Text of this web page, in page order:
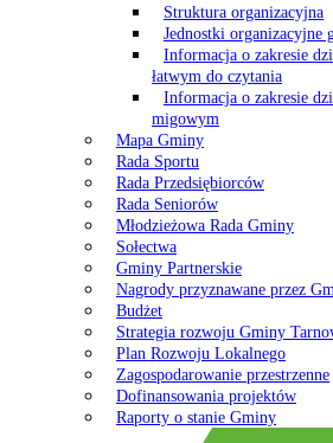
Struktura organizacyjna
Jednostki organizacyjne
Informacja o zakresie
łatwym do czytania
Informacja o zakresie
migowym
Mapa Gminy
Rada Sportu
Rada Przedsiębiorców
Rada Seniorów
Młodzieżowa Rada Gminy
Sołectwa
Gminy Partnerskie
Nagrody przyznawane przez
Budżet
Strategia rozwoju Gminy
Plan Rozwoju Lokalnego
Zagospodarowanie przestrzenne
Dofinansowania projektów
Raporty o stanie Gminy